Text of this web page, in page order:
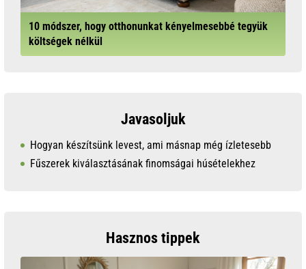
10 módszer, hogy otthonunkat kényelmesebbé tegyük
költségek nélkül
Javasoljuk
Hogyan készítsünk levest, ami másnap még ízletesebb
Fűszerek kiválasztásának finomságai húsételekhez
Hasznos tippek